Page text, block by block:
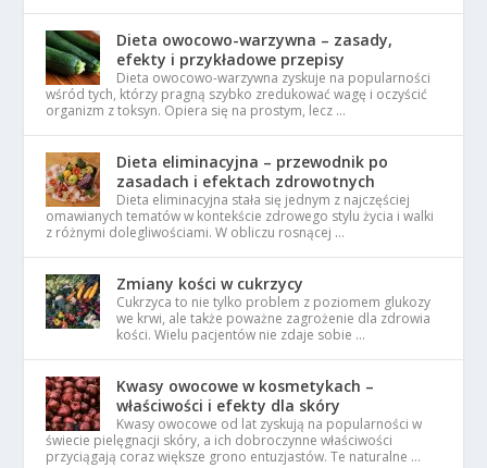
Dieta owocowo-warzywna – zasady,
efekty i przykładowe przepisy
Dieta owocowo-warzywna zyskuje na popularności
wśród tych, którzy pragną szybko zredukować wagę i oczyścić
organizm z toksyn. Opiera się na prostym, lecz …
Dieta eliminacyjna – przewodnik po
zasadach i efektach zdrowotnych
Dieta eliminacyjna stała się jednym z najczęściej
omawianych tematów w kontekście zdrowego stylu życia i walki
z różnymi dolegliwościami. W obliczu rosnącej …
Zmiany kości w cukrzycy
Cukrzyca to nie tylko problem z poziomem glukozy
we krwi, ale także poważne zagrożenie dla zdrowia
kości. Wielu pacjentów nie zdaje sobie …
Kwasy owocowe w kosmetykach –
właściwości i efekty dla skóry
Kwasy owocowe od lat zyskują na popularności w
świecie pielęgnacji skóry, a ich dobroczynne właściwości
przyciągają coraz większe grono entuzjastów. Te naturalne …